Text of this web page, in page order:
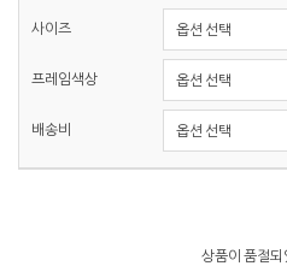
사이즈
프레임색상
배송비
상품이 품절되